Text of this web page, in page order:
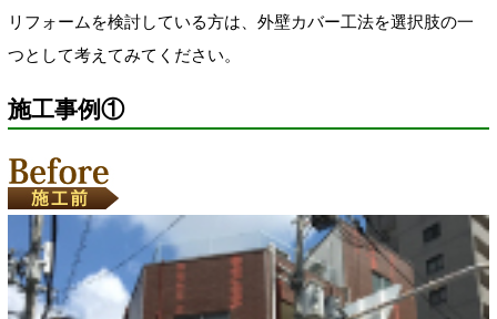
リフォームを検討している方は、外壁カバー工法を選択肢の一
つとして考えてみてください。
施工事例①